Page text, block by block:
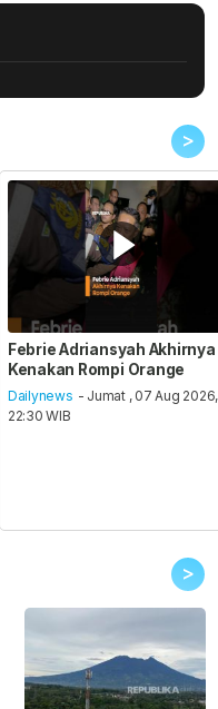
>
Febrie Adriansyah Akhirnya
Kenakan Rompi Orange
Dailynews - Jumat , 07 Aug 2026,
22:30 WIB
>